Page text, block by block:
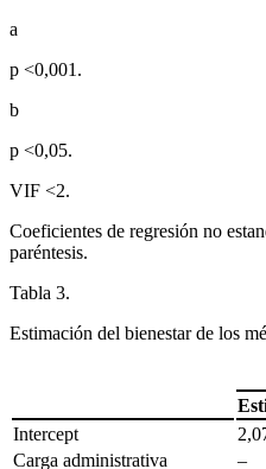
a
p <0,001.
b
p <0,05.
VIF <2.
Coeficientes de regresión no
paréntesis.
Tabla 3.
Estimación del bienestar de los
Intercept
Carga administrativa
–